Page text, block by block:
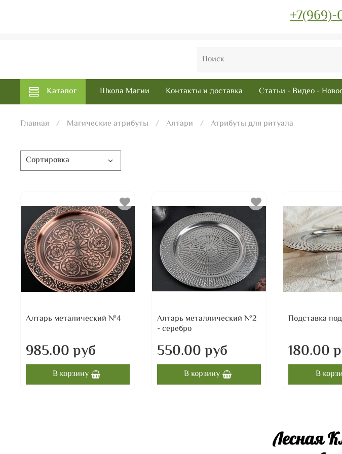
+7(969)-
Каталог Школа Магии Контакты и доставка Статьи - Видео -
Главная Магические атрибуты Алтари Атрибуты для ритуала
Алтарь металический №4
985.00 руб
В корзину
Алтарь металлический №2
- серебро
550.00 руб
В корзину
Подставка
180.00
В